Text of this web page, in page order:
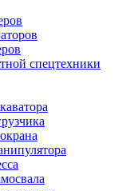
спецтехники